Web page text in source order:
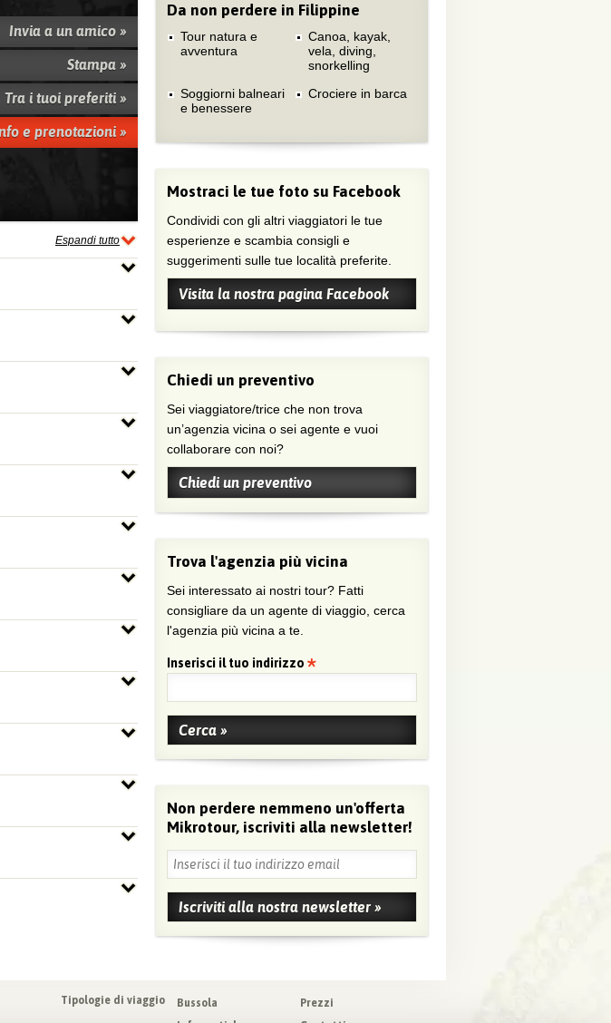
Invia a un amico »
Stampa »
Tra i tuoi preferiti »
e prenotazioni »
Espandi tutto
Da non perdere in Filippine
Tour natura e
avventura
Canoa, kayak,
vela, diving,
snorkelling
Soggiorni balneari
e benessere
Crociere in barca
Mostraci le tue foto su Facebook
Condividi con gli altri viaggiatori le tue
esperienze e scambia consigli e
suggerimenti sulle tue località preferite.
Visita la nostra pagina Facebook
Chiedi un preventivo
Sei viaggiatore/trice che non trova
un’agenzia vicina o sei agente e vuoi
collaborare con noi?
Chiedi un preventivo
Trova l'agenzia più vicina
Sei interessato ai nostri tour? Fatti
consigliare da un agente di viaggio, cerca
l'agenzia più vicina a te.
Inserisci il tuo indirizzo
Non perdere nemmeno un'offerta
Mikrotour, iscriviti alla newsletter!
Tipologie di viaggio Bussola
Prezzi